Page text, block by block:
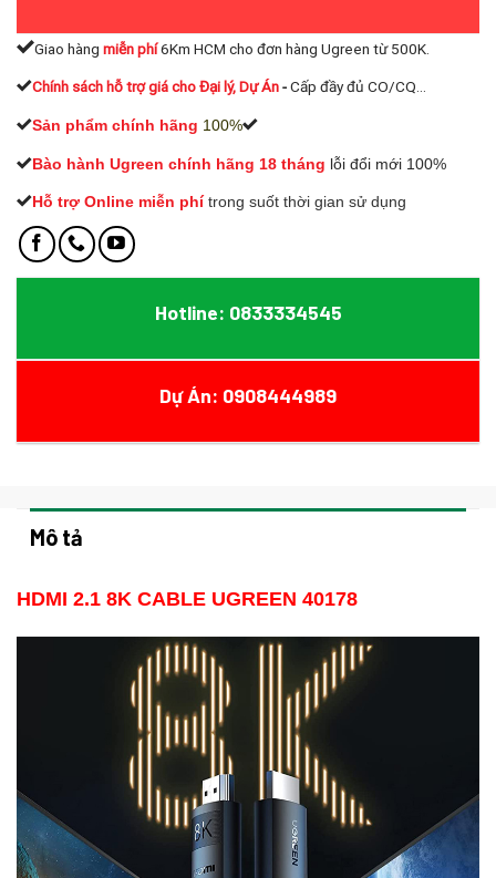
Giao hàng miễn phí6Km HCM cho đơn hàng Ugreen từ 500K.
Chính sách hỗ trợ giá cho Đại lý, Dự Án-Cấp đầy đủ CO/CQ...
Sản phẩm chính hãng 100%
Bào hành Ugreen chính hãng 18 tháng lỗi đổi mới 100%
Hỗ trợ Online miễn phí trong suốt thời gian sử dụng
Hotline: 0833334545
Dự Án: 0908444989
Mô tả
HDMI 2.1 8K CABLE UGREEN 40178